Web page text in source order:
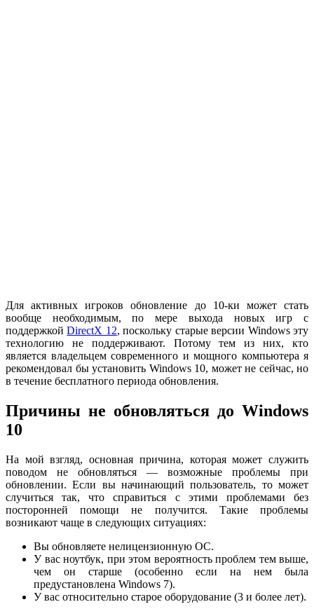
Для активных игроков обновление до 10-ки может стать
вообще необходимым, по мере выхода новых игр с
поддержкойDirectX 12, поскольку старые версии Windows эту
технологию не поддерживают. Потому тем из них, кто
является владельцем современного и мощного компьютера я
рекомендовал бы установить Windows 10, может не сейчас, но
в течение бесплатного периода обновления.
Причины не обновляться до Windows
10
На мой взгляд, основная причина, которая может служить
поводом не обновляться — возможные проблемы при
обновлении. Если вы начинающий пользователь, то может
случиться так, что справиться с этими проблемами без
посторонней помощи не получится. Такие проблемы
возникают чаще в следующих ситуациях:
Вы обновляете нелицензионную ОС.
У вас ноутбук, при этом вероятность проблем тем выше,
чем он старше (особенно если на нем была
предустановлена Windows 7).
У вас относительно старое оборудование (3 и более лет).